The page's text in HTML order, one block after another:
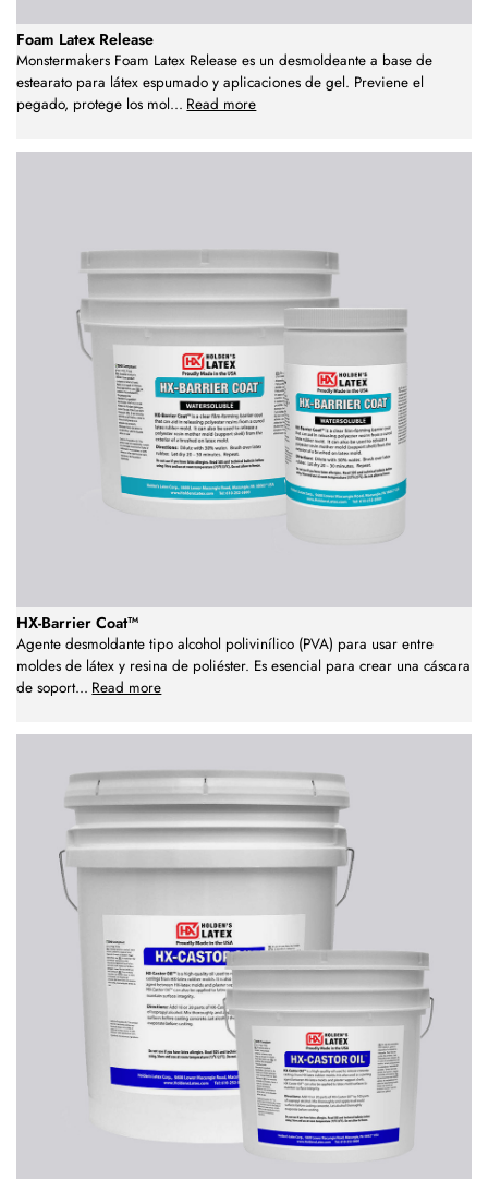
Foam Latex Release
Monstermakers Foam Latex Release es un desmoldeante a base de
estearato para látex espumado y aplicaciones de gel. Previene el
pegado, protege los mol... Read more
HX-Barrier Coat™
Agente desmoldante tipo alcohol polivinílico (PVA) para usar entre
moldes de látex y resina de poliéster. Es esencial para crear una cáscara
de soport... Read more